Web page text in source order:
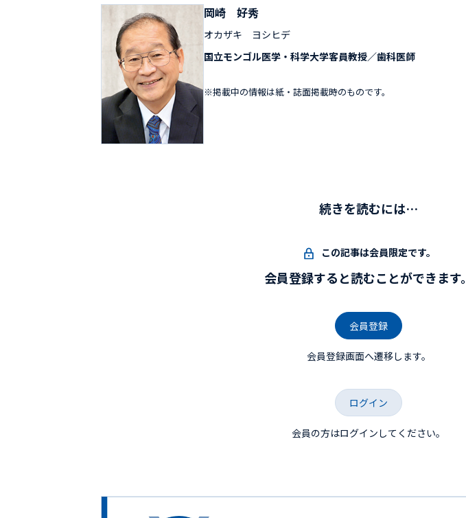
岡崎 好秀
オカザキ ヨシヒデ
国立モンゴル医学・科学大学客員教授／歯科医師
※掲載中の情報は紙・誌面掲載時のものです。
続きを読むには…
この記事は会員限定です。
会員登録すると読むことができます。
会員登録
会員登録画面へ遷移します。
ログイン
会員の方はログインしてください。